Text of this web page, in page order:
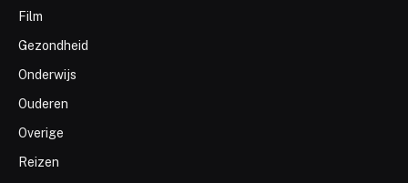
Film
Gezondheid
Onderwijs
Ouderen
Overige
Reizen